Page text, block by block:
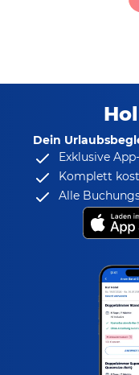
Dein
Exklusive
Komplett
Alle